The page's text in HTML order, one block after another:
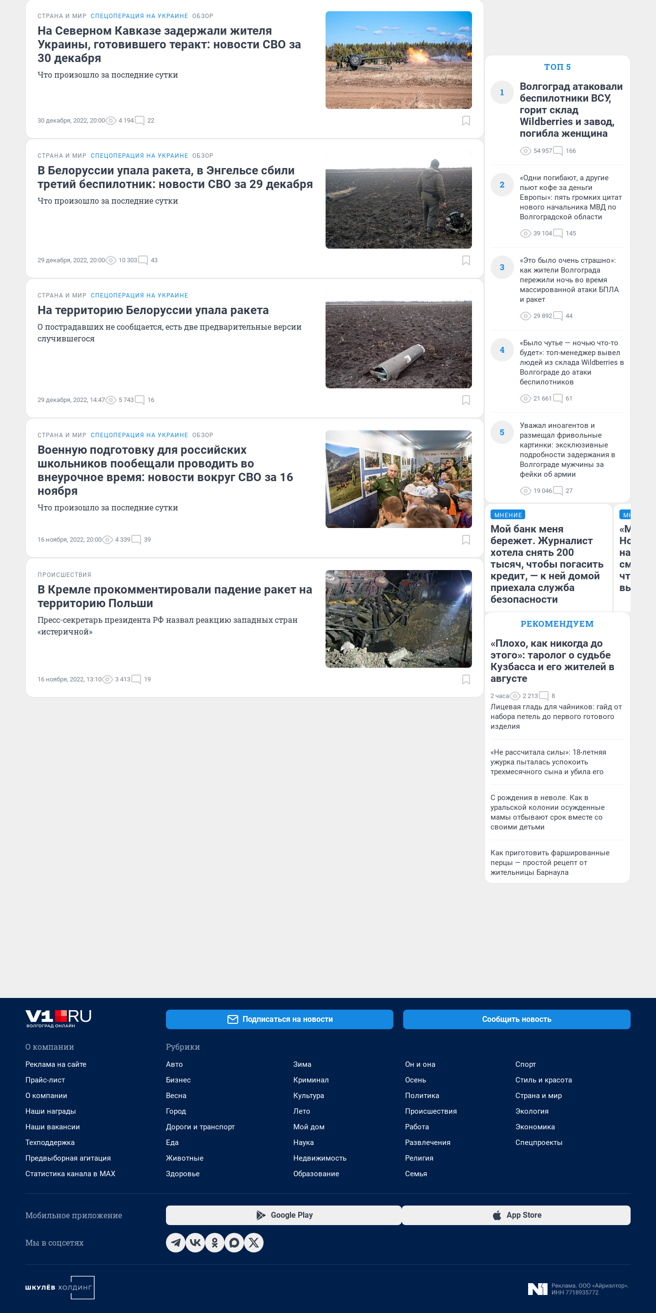
СТРАНА И МИР СПЕЦОПЕРАЦИЯ НА УКРАИНЕ ОБЗОР
На Северном Кавказе задержали жителя
Украины, готовившего теракт: новости СВО за
30 декабря
Что произошло за последние сутки
30 декабря, 2022, 20:00 4 194 22
СТРАНА И МИР СПЕЦОПЕРАЦИЯ НА УКРАИНЕ ОБЗОР
В Белоруссии упала ракета, в Энгельсе сбили
третий беспилотник: новости СВО за 29 декабря
Что произошло за последние сутки
29 декабря, 2022, 20:00 10 303 43
СТРАНА И МИР СПЕЦОПЕРАЦИЯ НА УКРАИНЕ
На территорию Белоруссии упала ракета
О пострадавших не сообщается, есть две предварительные версии
случившегося
29 декабря, 2022, 14:47 5 743 16
СТРАНА И МИР СПЕЦОПЕРАЦИЯ НА УКРАИНЕ ОБЗОР
Военную подготовку для российских
школьников пообещали проводить во
внеурочное время: новости вокруг СВО за 16
ноября
Что произошло за последние сутки
16 ноября, 2022, 20:00 4 339 39
ПРОИСШЕСТВИЯ
В Кремле прокомментировали падение ракет на
территорию Польши
Пресс-секретарь президента РФ назвал реакцию западных стран
«истеричной»
16 ноября, 2022, 13:10 3 413 19
ТОП 5
1
Волгоград атаковали
беспилотники ВСУ,
горит склад
Wildberries и завод,
погибла женщина
54 957 166
2
«Одни погибают, а другие
пьют кофе за деньги
Европы»: пять громких цитат
нового начальника МВД по
Волгоградской области
39 104 145
3
«Это было очень страшно»:
как жители Волгограда
пережили ночь во время
массированной атаки БПЛА
и ракет
29 892 44
4
«Было чутье — ночью что-то
будет»: топ-менеджер вывел
людей из склада Wildberries в
Волгограде до атаки
беспилотников
21 661 61
5
Уважал иноагентов и
размещал фривольные
картинки: эксклюзивные
подробности задержания в
Волгограде мужчины за
фейки об армии
19 046 27
МНЕНИЕ
Мой банк меня
бережет. Журналист
хотела снять 200
тысяч, чтобы погасить
кредит, — к ней домой
приехала служба
безопасности
Ксения Владимирская
МНЕНИЕ
«Мы
чтобы
РЕКОМЕНДУЕМ
«Плохо, как никогда до
этого»: таролог о судьбе
Кузбасса и его жителей в
августе
2 часа 2 213 8
Лицевая гладь для чайников: гайд от
набора петель до первого готового
изделия
«Не рассчитала силы»: 18-летняя
ужурка пыталась успокоить
трехмесячного сына и убила его
С рождения в неволе. Как в
уральской колонии осужденные
мамы отбывают срок вместе со
своими детьми
Как приготовить фаршированные
перцы — простой рецепт от
жительницы Барнаула
Подписаться на новости Сообщить новость
О компании
Реклама на сайте
Прайс-лист
О компании
Наши награды
Наши вакансии
Техподдержка
Предвыборная агитация
Статистика канала в MAX
Рубрики
Авто
Бизнес
Весна
Город
Дороги и транспорт
Еда
Животные
Здоровье
Зима
Криминал
Культура
Лето
Мой дом
Наука
Недвижимость
Образование
Он и она
Осень
Политика
Происшествия
Работа
Развлечения
Религия
Семья
Спорт
Стиль и красота
Страна и мир
Экология
Экономика
Спецпроекты
Мобильное приложение Google Play App Store
Мы в соцсетях